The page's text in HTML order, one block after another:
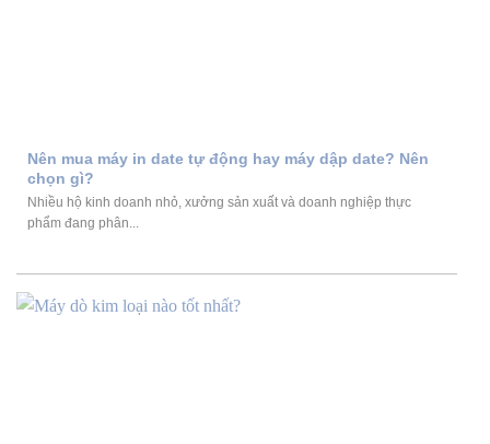
Nên mua máy in date tự động hay máy dập date? Nên
chọn gì?
Nhiều hộ kinh doanh nhỏ, xưởng sản xuất và doanh nghiệp thực
phẩm đang phân...